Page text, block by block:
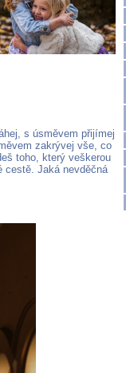
s úsměvem přijímej
zakrývej vše, co
toho, který veškerou
cestě. Jaká nevděčná